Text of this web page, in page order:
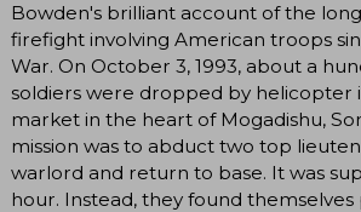
Bowden's brilliant account of the
firefight involving American troops
War. On October 3, 1993, about a
soldiers were dropped by helicopter
market in the heart of Mogadishu,
mission was to abduct two top
warlord and return to base. It was
hour. Instead, they found